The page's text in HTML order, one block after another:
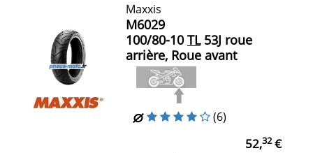
Maxxis
M6029
100/80-10 TL53J roue
arrière, Roue avant
(6)
52,32€